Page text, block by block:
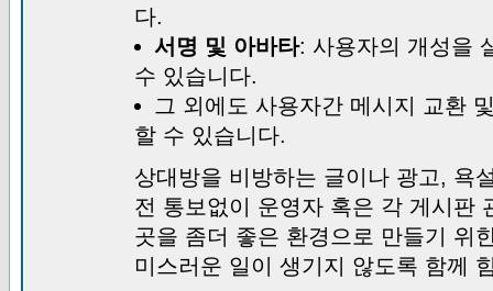
다.
서명 및 아바타: 사용자의 개성을
수 있습니다.
그 외에도 사용자간 메시지 교환
할 수 있습니다.
상대방을 비방하는 글이나 광고, 욕
전 통보없이 운영자 혹은 각 게시판
곳을 좀더 좋은 환경으로 만들기 위
미스러운 일이 생기지 않도록 함께